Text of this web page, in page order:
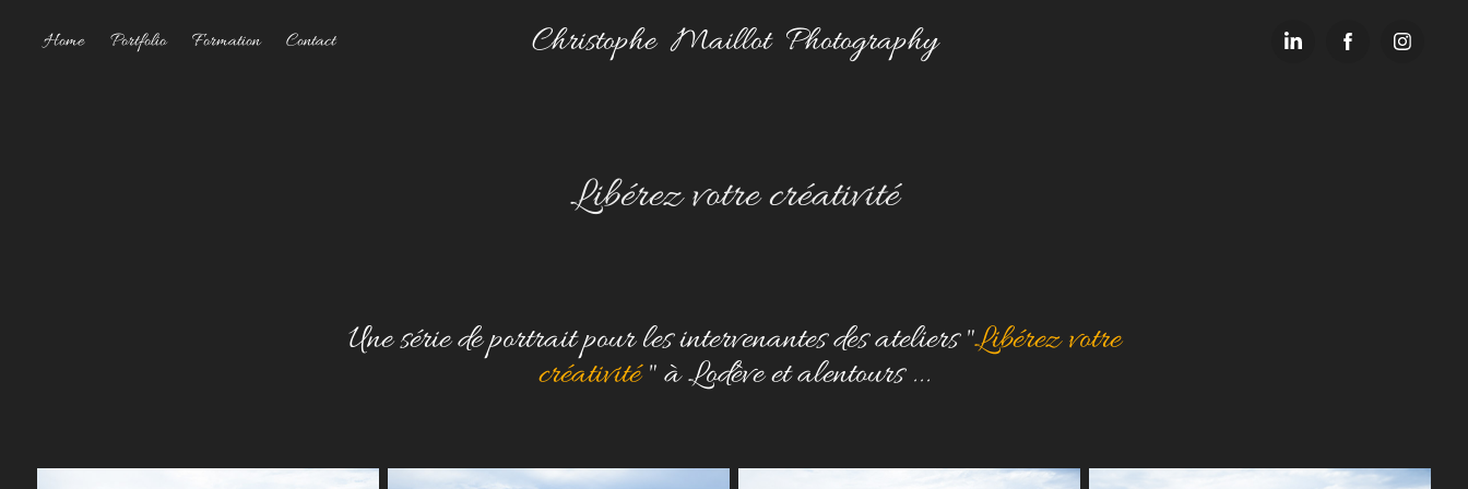
Home Portfolio Formation Contact Christophe  Maillot  Photography
Libérez votre créativité
Une série de portrait pour les intervenantes des ateliers "Libérez votre
créativité" à Lodève et alentours ...